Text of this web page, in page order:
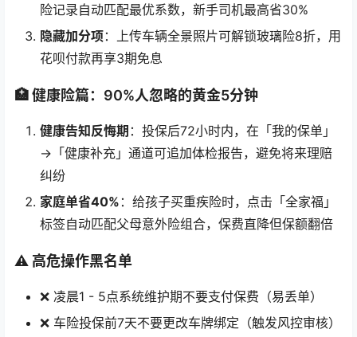
险记录自动匹配最优系数，新手司机最高省30%
隐藏加分项：上传车辆全景照片可解锁玻璃险8折，用
花呗付款再享3期免息
🏥 健康险篇：90%人忽略的黄金5分钟
健康告知反悔期 ：投保后72小时内，在「我的保单」
→「健康补充」通道可追加体检报告，避免将来理赔
纠纷
家庭单省40% ：给孩子买重疾险时，点击「全家福」
标签自动匹配父母意外险组合，保费直降但保额翻倍
⚠️ 高危操作黑名单
❌ 凌晨1 - 5点系统维护期不要支付保费（易丢单）
❌ 车险投保前7天不要更改车牌绑定（触发风控审核）